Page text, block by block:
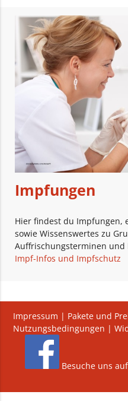
Impfungen
Hier findest du Impfungen,
sowie Wissenswertes zu
Auffrischungsterminen und
Impf-Infos und Impfschutz
Impressum | Pakete und
Nutzungsbedingungen |
Besuche uns